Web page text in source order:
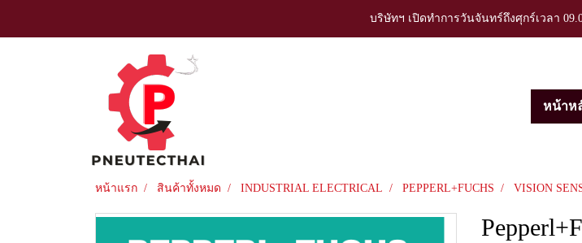
บริษัทฯ เปิดทำการวันจันทร์ถึงศุกร์เวลา
หน้าห
หน้าแรก สินค้าทั้งหมด INDUSTRIAL ELECTRICAL PEPPERL+FUCHS VISION